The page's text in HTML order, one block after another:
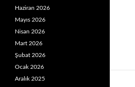
Haziran 2026
Mayıs 2026
Nisan 2026
Mart 2026
Şubat 2026
Ocak 2026
Aralık 2025